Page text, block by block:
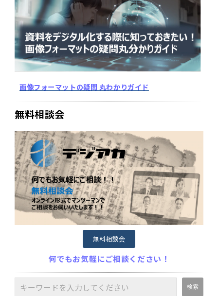
画像フォーマットの疑問 丸わかりガイド
無料相談会
無料相談会
何でもお気軽にご相談ください！